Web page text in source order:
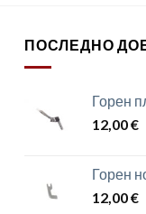
ПОСЛЕДНО
Горен
12,00€
Горен
12,00€